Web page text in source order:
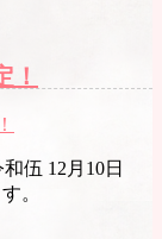
！
伍 12月10日
。